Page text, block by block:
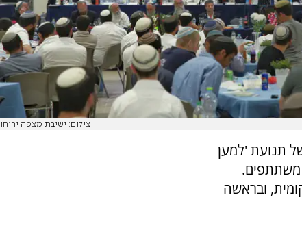
צילום: ישיבת מצפה יריחו
תנועת 'למען
משתתפים.
ובראשה